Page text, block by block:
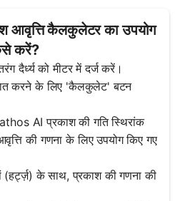
आवृत्ति कैलकुलेटर का उपयोग
करें?
दैर्ध्य को मीटर में दर्ज करें।
करने के लिए 'कैलकुलेट' बटन
AI प्रकाश की गति स्थिरांक
की गणना के लिए उपयोग किए गए
के साथ, प्रकाश की गणना की